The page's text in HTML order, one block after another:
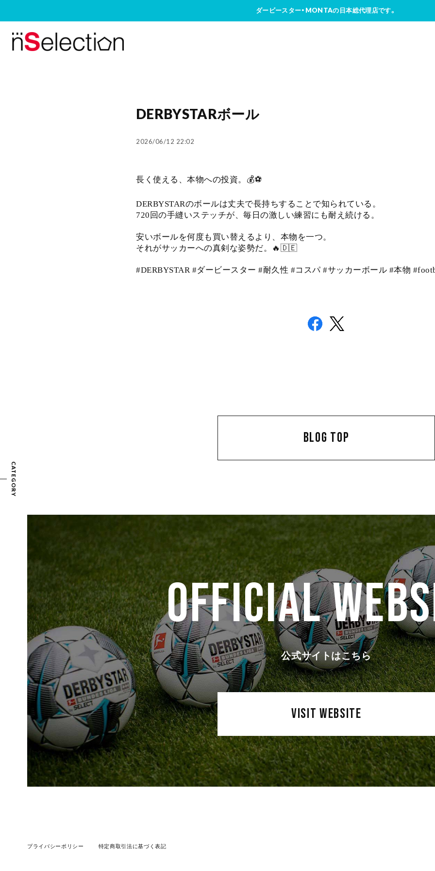
ダービースター・MONTAの日本総代理店です。
CATEGORY
DERBYSTARボール
2026/06/12 22:02
長く使える、本物への投資。💰⚽
DERBYSTARのボールは丈夫で長持ちすることで知られている。
720回の手縫いステッチが、毎日の激しい練習にも耐え続ける。
安いボールを何度も買い替えるより、本物を一つ。
それがサッカーへの真剣な姿勢だ。🔥🇩🇪
#DERBYSTAR #ダービースター #耐久性 #コスパ #サッカーボール #本物
BLOG TOP
OFFICIAL
公式サイトはこちら
VISIT WEBSITE
プライバシーポリシー 特定商取引法に基づく表記